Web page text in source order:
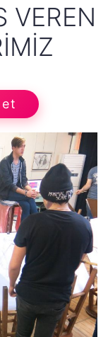
VEREN